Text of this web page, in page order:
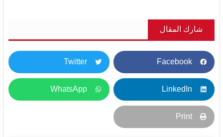
شارك المقال
Facebook
Twitter
LinkedIn
WhatsApp
Print